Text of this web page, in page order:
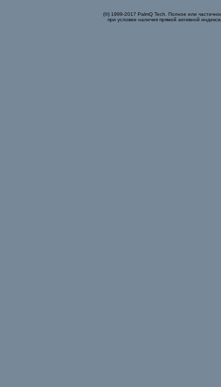
(©) 1999-2017 PalmQ Tech. Полное или
при условии наличия прямой активной